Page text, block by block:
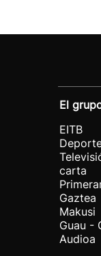
El
EITB
carta
Gaztea
Makusi
Guau -
Audioa